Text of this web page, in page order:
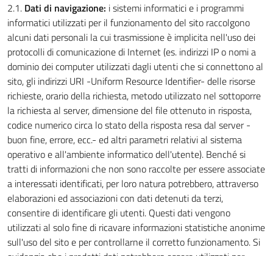
2.1. Dati di navigazione: i sistemi informatici e i programmi
informatici utilizzati per il funzionamento del sito raccolgono
alcuni dati personali la cui trasmissione è implicita nell'uso dei
protocolli di comunicazione di Internet (es. indirizzi IP o nomi a
dominio dei computer utilizzati dagli utenti che si connettono al
sito, gli indirizzi URI -Uniform Resource Identifier- delle risorse
richieste, orario della richiesta, metodo utilizzato nel sottoporre
la richiesta al server, dimensione del file ottenuto in risposta,
codice numerico circa lo stato della risposta resa dal server -
buon fine, errore, ecc.- ed altri parametri relativi al sistema
operativo e all'ambiente informatico dell'utente). Benché si
tratti di informazioni che non sono raccolte per essere associate
a interessati identificati, per loro natura potrebbero, attraverso
elaborazioni ed associazioni con dati detenuti da terzi,
consentire di identificare gli utenti. Questi dati vengono
utilizzati al solo fine di ricavare informazioni statistiche anonime
sull'uso del sito e per controllarne il corretto funzionamento. Si